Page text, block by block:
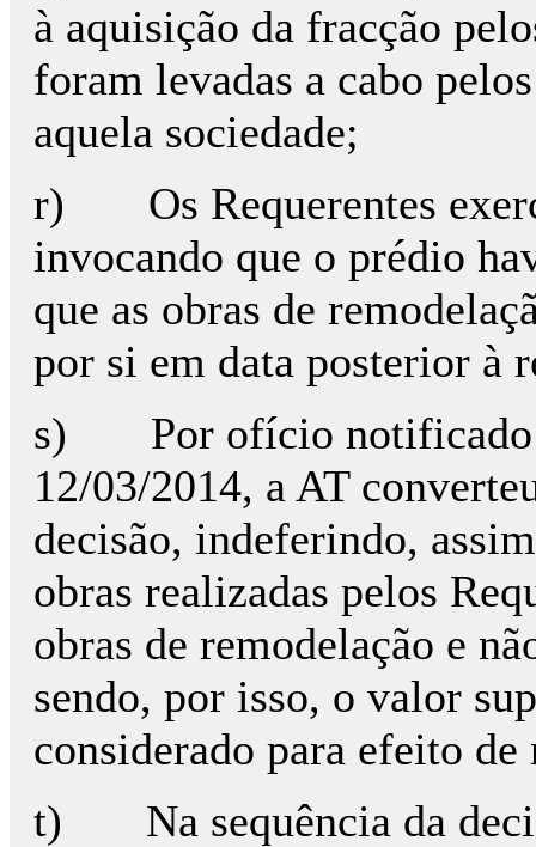
à aquisição da fracção
foram levadas a cabo
aquela sociedade;
r) Os Requerentes
invocando que o prédio
que as obras de
por si em data posterior à
s) Por ofício notificado
12/03/2014, a AT
decisão, indeferindo,
obras realizadas pelos
obras de remodelação e
sendo, por isso, o valor
considerado para efeito
t) Na sequência da